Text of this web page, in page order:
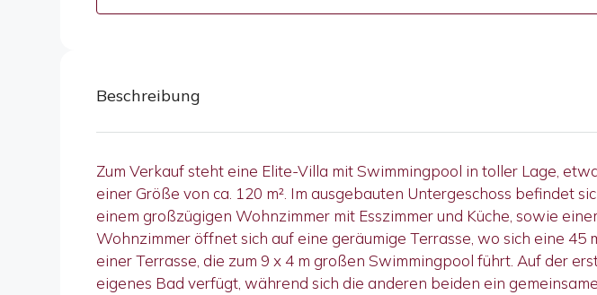
Beschreibung
Zum Verkauf steht eine Elite-Villa mit Swimmingpool in toller Lage,
einer Größe von ca. 120 m². Im ausgebauten Untergeschoss befindet
einem großzügigen Wohnzimmer mit Esszimmer und Küche, sowie
Wohnzimmer öffnet sich auf eine geräumige Terrasse, wo sich eine
einer Terrasse, die zum 9 x 4 m großen Swimmingpool führt. Auf der
eigenes Bad verfügt, während sich die anderen beiden ein